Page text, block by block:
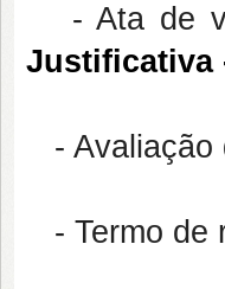
- Ata de
Justificativa
- Avaliação
- Termo de